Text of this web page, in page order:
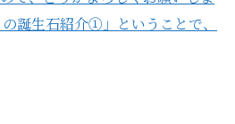
誕生石紹介①」ということで、